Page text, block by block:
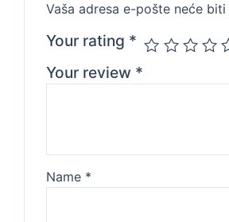
Vaša adresa e-pošte neće
Your rating *
Your review *
Name *